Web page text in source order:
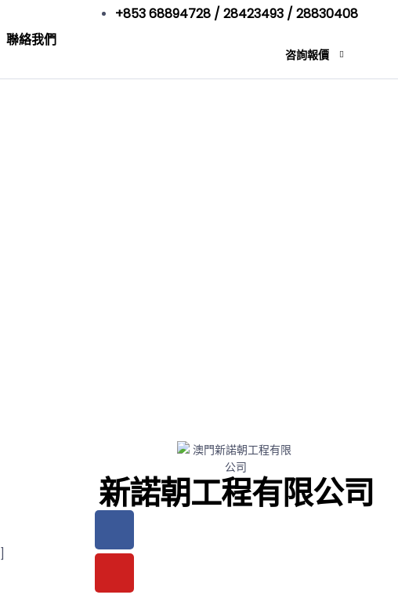
聯絡我們
+853 68894728 / 28423493 / 28830408
咨詢報價
新諾朝工程有限公司